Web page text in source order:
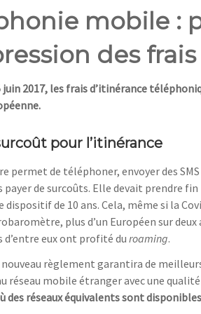
mobile :
des
juin 2017, les frais d’itinérance
pour l’itinérance
permet de téléphoner, envoyer des
payer de surcoûts. Elle devait prendre
de 10 ans. Cela, même si la
plus d’un Européen sur deux
d’entre eux ont profité du roaming.
règlement garantira de
réseau mobile étranger avec une
des réseaux équivalents sont disponibles